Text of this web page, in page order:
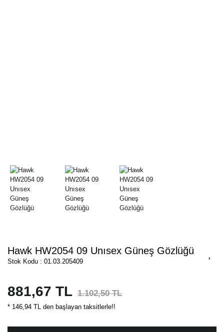
Hawk HW2054 09 Unısex Güneş Gözlüğü
Stok Kodu : 01.03.205409
881,67 TL 1.102,50 TL
* 146,94 TL den başlayan taksitlerle!!